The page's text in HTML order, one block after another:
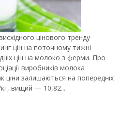
цінового тренду
цін на поточному тижні
цін на молоко з ферми. Про
виробників молока
ціни залишаються на попередніх
вищий — 10,82...